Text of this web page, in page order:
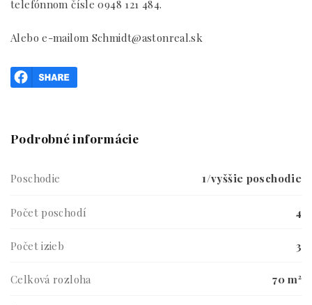
telefónnom čísle 0948 121 484.
Alebo e-mailom Schmidt@astonreal.sk
Podrobné informácie
Poschodie 1/vyššie poschodie
Počet poschodí 4
Počet izieb 3
Celková rozloha 70 m²